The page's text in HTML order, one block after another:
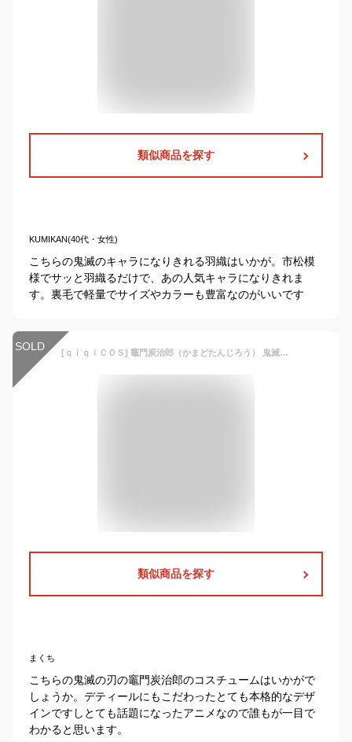
類似商品を探す
KUMIKAN(40代・女性)
こちらの鬼滅のキャラになりきれる羽織はいかが。市松模
様でサッと羽織るだけで、あの人気キャラになりきれま
す。裏毛で軽量でサイズやカラーも豊富なのがいいです
SOLD [ｑｉｑｉＣＯＳ] 竈門炭治郎（かまどたんじろう） 鬼滅の刃 大人 ◆ 代間子美久西 ◆ コスプレ衣装 メンズ レディース キッズ 子供用 コスプレ服 アニメ コスチューム Cosplay イベント パーティー 変装 ハロウイーン 仮装 文化祭 kids cosplay 誕生日 プレゼント 制服 風 コスチューム (竈門炭治郎,S)
類似商品を探す
まくち
こちらの鬼滅の刃の竈門炭治郎のコスチュームはいかがで
しょうか。デティールにもこだわったとても本格的なデザ
インですしとても話題になったアニメなので誰もが一目で
わかると思います。